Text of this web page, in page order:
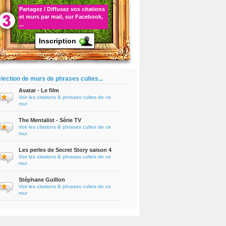
Partagez / Diffusez vos citations
et murs par mail, sur Facebook,
...
Inscription
de murs de phrases cultes...
Avatar - Le film
Voir les citations & phrases cultes de ce
mur
The Mentalist - Série TV
Voir les citations & phrases cultes de ce
mur
Les perles de Secret Story saison 4
Voir les citations & phrases cultes de ce
mur
Stéphane Guillon
Voir les citations & phrases cultes de ce
mur